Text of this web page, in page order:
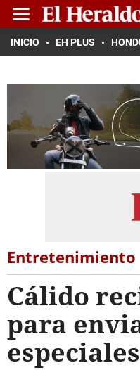
INICIO EH PLUS
Entretenimiento
Cálido
para
especiales